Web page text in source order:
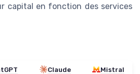
capital en fonction des services
Claude Mistral